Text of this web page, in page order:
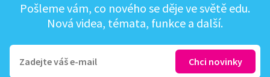
Pošleme vám, co nového se děje ve světě edu.
Nová videa, témata, funkce a další.